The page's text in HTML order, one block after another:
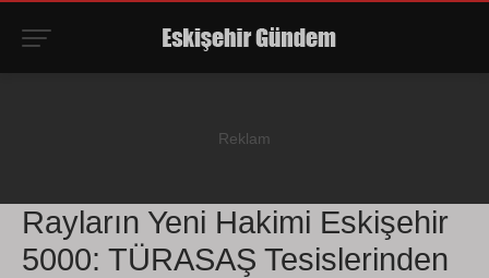
Rayların Yeni Hakimi Eskişehir
5000: TÜRASAŞ Tesislerinden